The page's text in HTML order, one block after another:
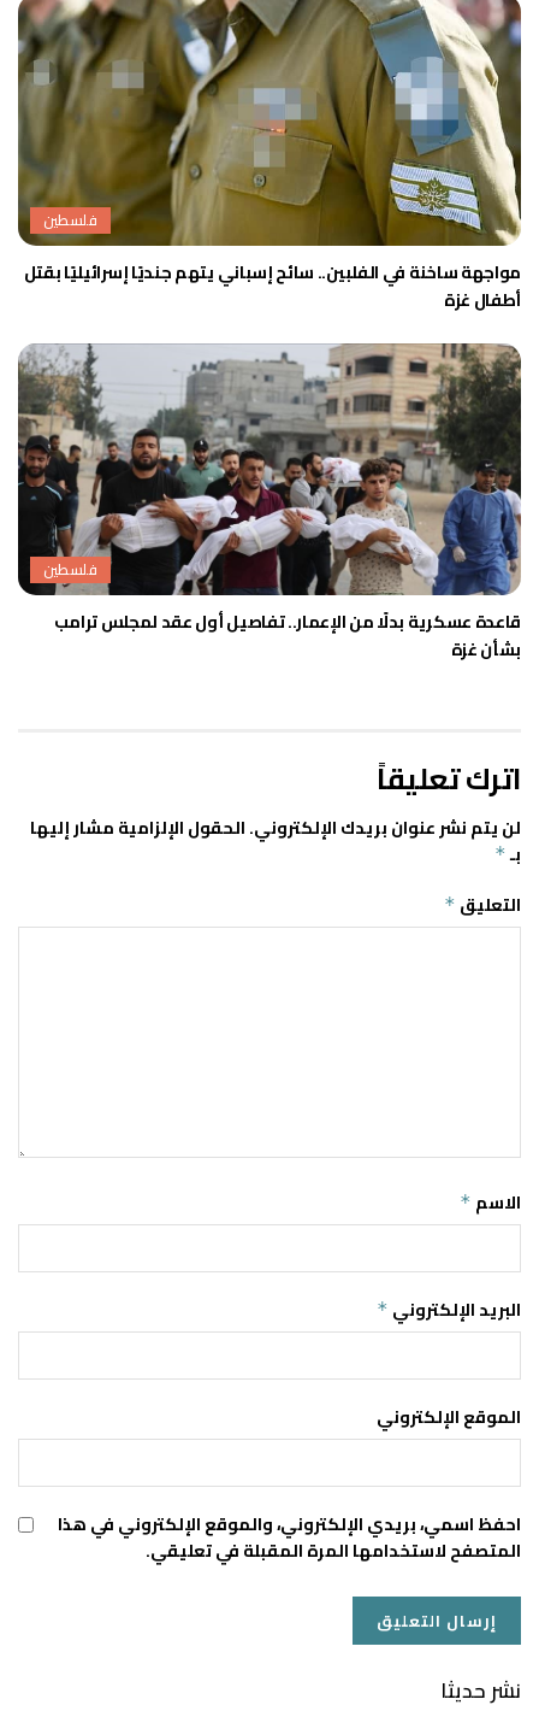
فلسطين
مواجهة ساخنة في الفلبين.. سائح إسباني يتهم جنديًا إسرائيليًا بقتل
أطفال غزة
فلسطين
قاعدة عسكرية بدلًا من الإعمار.. تفاصيل أول عقد لمجلس ترامب
بشأن غزة
اترك تعليقاً
لن يتم نشر عنوان بريدك الإلكتروني.الحقول الإلزامية مشار إليها
بـ *
التعليق *
الاسم *
البريد الإلكتروني *
الموقع الإلكتروني
احفظ اسمي، بريدي الإلكتروني، والموقع الإلكتروني في هذا
المتصفح لاستخدامها المرة المقبلة في تعليقي.
نشر حديثا